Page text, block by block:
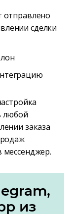
отправлено
сделки
любой
заказа
из